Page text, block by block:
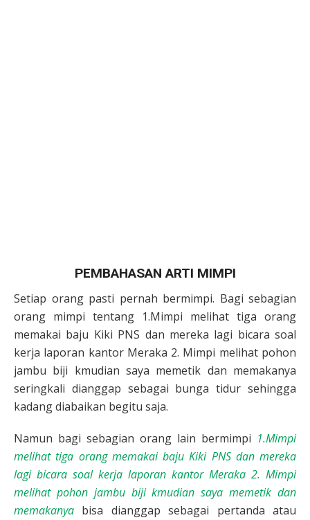
PEMBAHASAN ARTI MIMPI
Setiap orang pasti pernah bermimpi. Bagi sebagian
orang mimpi tentang 1.Mimpi melihat tiga orang
memakai baju Kiki PNS dan mereka lagi bicara soal
kerja laporan kantor Meraka 2. Mimpi melihat pohon
jambu biji kmudian saya memetik dan memakanya
seringkali dianggap sebagai bunga tidur sehingga
kadang diabaikan begitu saja.
Namun bagi sebagian orang lain bermimpi 1.Mimpi
melihat tiga orang memakai baju Kiki PNS dan mereka
lagi bicara soal kerja laporan kantor Meraka 2. Mimpi
melihat pohon jambu biji kmudian saya memetik dan
memakanya bisa dianggap sebagai pertanda atau